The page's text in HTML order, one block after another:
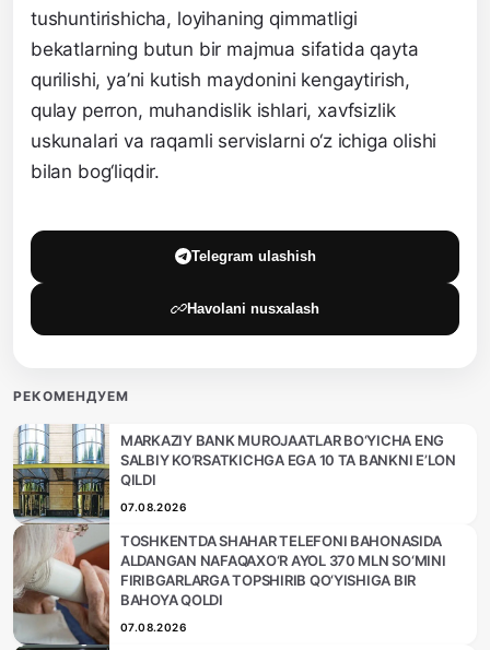
tushuntirishicha, loyihaning qimmatligi
bekatlarning butun bir majmua sifatida qayta
qurilishi, ya’ni kutish maydonini kengaytirish,
qulay perron, muhandislik ishlari, xavfsizlik
uskunalari va raqamli servislarni o‘z ichiga olishi
bilan bog‘liqdir.
Telegram ulashish
Havolani nusxalash
РЕКОМЕНДУЕМ
MARKAZIY BANK MUROJAATLAR BO‘YICHA ENG
SALBIY KO‘RSATKICHGA EGA 10 TA BANKNI E’LON
QILDI
07.08.2026
TOSHKENTDA SHAHAR TELEFONI BAHONASIDA
ALDANGAN NAFAQAXO‘R AYOL 370 MLN SO‘MINI
FIRIBGARLARGA TOPSHIRIB QO‘YISHIGA BIR
BAHOYA QOLDI
07.08.2026